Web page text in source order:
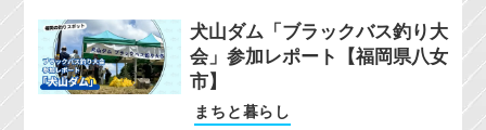
犬山ダム「ブラックバス釣り大
会」参加レポート【福岡県八女
市】
まちと暮らし